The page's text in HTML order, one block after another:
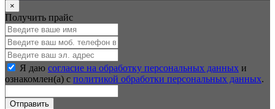
×
Получить прайс
Я даю согласие на обработку персональных данных и
ознакомлен(а) с политикой обработки персональных данных.
Отправить